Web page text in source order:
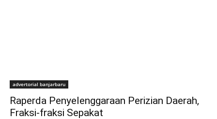
advertorial banjarbaru
Raperda Penyelenggaraan Perizian Daerah,
Fraksi-fraksi Sepakat